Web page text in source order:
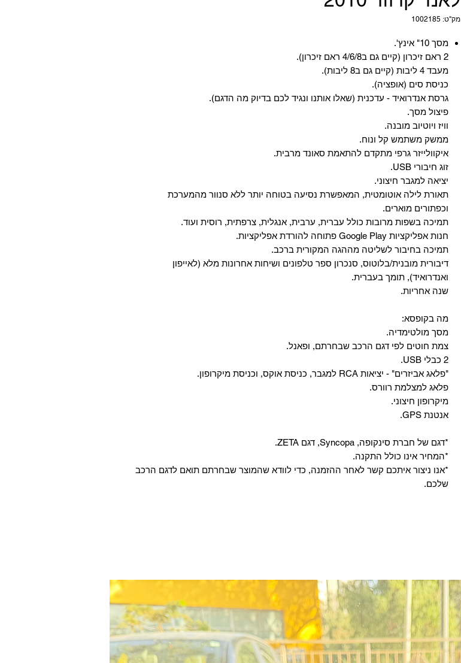
מק"ט: 1002185
מסך 10" אינץ'.
2 ראם זיכרון (קיים גם ב4/6/8 ראם זיכרון).
מעבד 4 ליבות (קיים גם ב8 ליבות).
כניסת סים (אופציה).
גרסת אנדרואיד - עדכנית (שאלו אותנו ונגיד לכם בדיוק מה הדגם).
פיצול מסך.
וויז ויוטיוב מובנה.
ממשק משתמש קל ונוח.
איקוולייזר גרפי מתקדם להתאמת סאונד מרבית.
זוג חיבורי USB.
יציאה למגבר חיצוני.
תאורת לילה אוטומטית, המאפשרת נסיעה בטוחה יותר ללא סנוור מהמערכת
וכפתורים מוארים.
תמיכה בשפות מרובות כולל עברית, ערבית, אנגלית, צרפתית, רוסית ועוד.
‏חנות אפליקציות Google Play פתוחה להורדת אפליקציות.
‏תמיכה בחיבור לשליטה מההגה המקורית ברכב.
‏דיבורית מובנית/בלוטוס, ‏סנכרון ספר טלפונים ושיחות אחרונות מלא (לאייפון
ואנדרואיד), תומך בעברית.
שנה אחריות.
מה בקופסא:
מסך מולטימדיה.
צמת חוטים לפי דגם הרכב שבחרתם, ופאנל.
2 כבלי USB.
"פלאג אביזרים" - יציאות RCA למגבר, כניסת אוקס, וכניסת מיקרופון.
פלאג למצלמת רוורס.
מיקרופון חיצוני.
אנטנת GPS.
*דגם של חברת סינקופה, Syncopa, דגם ZETA.
*המחיר אינו כולל התקנה.
*אנו ניצור איתכם קשר לאחר ההזמנה, כדי לוודא שהמוצר שבחרתם תואם לדגם הרכב
שלכם.